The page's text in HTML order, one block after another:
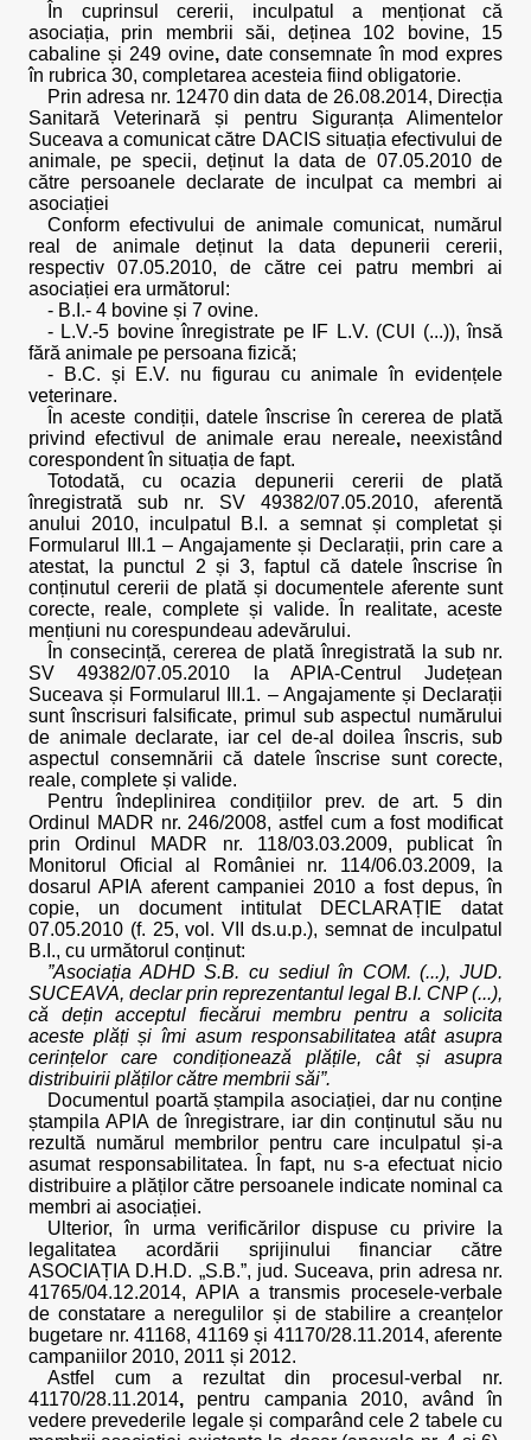
În cuprinsul cererii, inculpatul a menționat că
asociația, prin membrii săi, deținea 102 bovine, 15
cabaline și 249 ovine,date consemnate în mod expres
în rubrica 30, completarea acesteia fiind obligatorie.
Prin adresa nr. 12470 din data de 26.08.2014, Direcția
Sanitară Veterinară și pentru Siguranța Alimentelor
Suceava a comunicat către DACIS situația efectivului de
animale, pe specii, deținut la data de 07.05.2010 de
către persoanele declarate de inculpat ca membri ai
asociației
Conform efectivului de animale comunicat, numărul
real de animale deținut la data depunerii cererii,
respectiv 07.05.2010, de către cei patru membri ai
asociației era următorul:
- B.I.- 4 bovine și 7 ovine.
- L.V.-5 bovine înregistrate pe IF L.V. (CUI (...)), însă
fără animale pe persoana fizică;
- B.C. și E.V. nu figurau cu animale în evidențele
veterinare.
În aceste condiții, datele înscrise în cererea de plată
privind efectivul de animale erau nereale,neexistând
corespondent în situația de fapt.
Totodată, cu ocazia depunerii cererii de plată
înregistrată sub nr. SV 49382/07.05.2010, aferentă
anului 2010, inculpatul B.I. a semnat și completat și
Formularul III.1 – Angajamente și Declarații, prin care a
atestat, la punctul 2 și 3, faptul că datele înscrise în
conținutul cererii de plată și documentele aferente sunt
corecte, reale, complete și valide. În realitate, aceste
mențiuni nu corespundeau adevărului.
În consecință, cererea de plată înregistrată la sub nr.
SV 49382/07.05.2010 la APIA-Centrul Județean
Suceava și Formularul III.1. – Angajamente și Declarații
sunt înscrisuri falsificate, primul sub aspectul numărului
de animale declarate, iar cel de-al doilea înscris, sub
aspectul consemnării că datele înscrise sunt corecte,
reale, complete și valide.
Pentru îndeplinirea condițiilor prev. de art. 5 din
Ordinul MADR nr. 246/2008, astfel cum a fost modificat
prin Ordinul MADR nr. 118/03.03.2009, publicat în
Monitorul Oficial al României nr. 114/06.03.2009, la
dosarul APIA aferent campaniei 2010 a fost depus, în
copie, un document intitulat DECLARAȚIE datat
07.05.2010 (f. 25, vol. VII ds.u.p.), semnat de inculpatul
B.I., cu următorul conținut:
”Asociația ADHD S.B. cu sediul în COM. (...), JUD.
SUCEAVA, declar prin reprezentantul legal B.I. CNP (...),
că dețin acceptul fiecărui membru pentru a solicita
aceste plăți și îmi asum responsabilitatea atât asupra
cerințelor care condiționează plățile, cât și asupra
distribuirii plăților către membrii săi”.
Documentul poartă ștampila asociației, dar nu conține
ștampila APIA de înregistrare, iar din conținutul său nu
rezultă numărul membrilor pentru care inculpatul și-a
asumat responsabilitatea. În fapt, nu s-a efectuat nicio
distribuire a plăților către persoanele indicate nominal ca
membri ai asociației.
Ulterior, în urma verificărilor dispuse cu privire la
legalitatea acordării sprijinului financiar către
ASOCIAȚIA D.H.D. „S.B.”, jud. Suceava, prin adresa nr.
41765/04.12.2014, APIA a transmis procesele-verbale
de constatare a neregulilor și de stabilire a creanțelor
bugetare nr. 41168, 41169 și 41170/28.11.2014, aferente
campaniilor 2010, 2011 și 2012.
Astfel cum a rezultat din procesul-verbal nr.
41170/28.11.2014, pentru campania 2010, având în
vedere prevederile legale și comparând cele 2 tabele cu